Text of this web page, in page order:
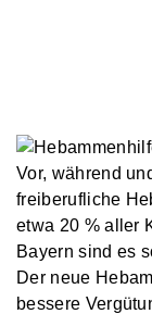
Vor, während
freiberufliche
etwa 20 % aller
Bayern sind es
Der neue
bessere